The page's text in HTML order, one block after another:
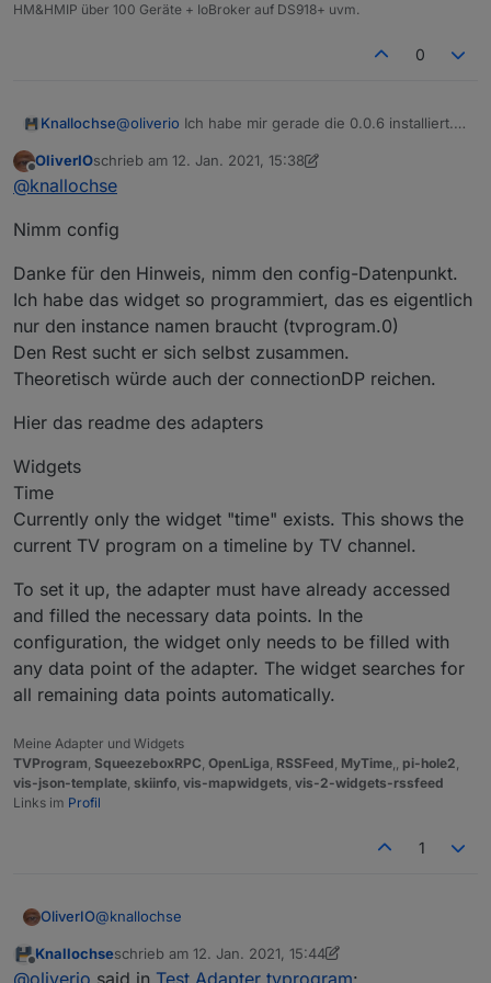
Dynamisch mehr oder weniger Platz auf der
die Texte nicht alle lesbar. Daher sollte man
Tablet oder Gerät mit Touchfunktion sollte das mit
vorgegebenen Wert von 120px, je nach Zoom
soll hier ein andere Größe in die Berechnung
einfließen. Ausprobieren muss ich, ob ich das
stufenlos machen kann oder ob ich nur vielfache
von 120/60/30 nehmen kann, so das das Layout
bündig berechnet wird.
HM&HMIP über 100 Geräte + IoBroker auf DS918+ uvm.
0
Knallochse@oliverio Ich habe mir gerade die 0.0.6 installiert.
Instanz erzeugt)
Leider wird im Objektbaum nur folgendes
"tvprogram-oid: angeben soll
Offline
OliverIOschrieb am 12. Jan. 2021, 15:38
zuletzt editiert von OliverIO1. Dez. 2021, 16:38
@knallochse
Nimm config
Danke für den Hinweis, nimm den config-Datenpunkt.
Ich habe das widget so programmiert, das es eigentlich
nur den instance namen braucht (tvprogram.0)
Den Rest sucht er sich selbst zusammen.
Theoretisch würde auch der connectionDP reichen.
Hier das readme des adapters
Widgets
Time
Currently only the widget "time" exists. This shows the
current TV program on a timeline by TV channel.
To set it up, the adapter must have already accessed
and filled the necessary data points. In the
configuration, the widget only needs to be filled with
any data point of the adapter. The widget searches for
all remaining data points automatically.
Meine Adapter und Widgets
TVProgram SqueezeboxRPC OpenLiga RSSFeed MyTime pi-hole2
vis-json-template skiinfo vis-mapwidgets vis-2-widgets-rssfeed
Links im Profil
1
OliverIO@knallochse
Nimm config
Offline
Knallochseschrieb am 12. Jan. 2021, 15:44
zuletzt editiert von Knallochse1. Dez. 2021, 16:48
@oliverio said in Test Adapter tvprogram: